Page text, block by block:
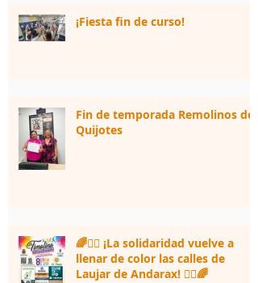
¡Fiesta fin de curso!
Fin de temporada Remolinos de
Quijotes
🌈🏃‍♀️ ¡La solidaridad vuelve a
llenar de color las calles de
Laujar de Andarax! 🏃‍♂️🌈